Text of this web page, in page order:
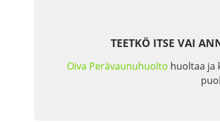
TEETKÖ ITSE VAI
Oiva Perävaunuhuolto huoltaa ja